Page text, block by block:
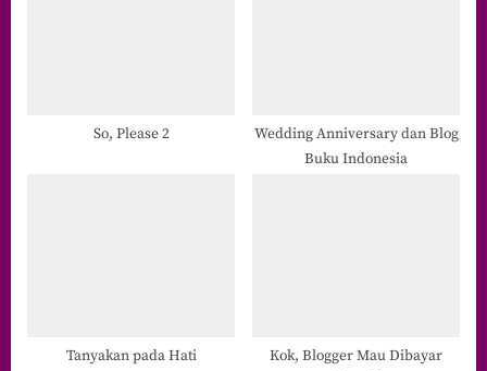
So, Please 2
Wedding Anniversary dan Blog
Buku Indonesia
Tanyakan pada Hati
Kok, Blogger Mau Dibayar